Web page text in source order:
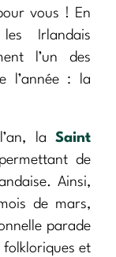
vous ! En
Irlandais
l’un des
l’année : la
la Saint
de
Ainsi,
de mars,
parade
folkloriques et